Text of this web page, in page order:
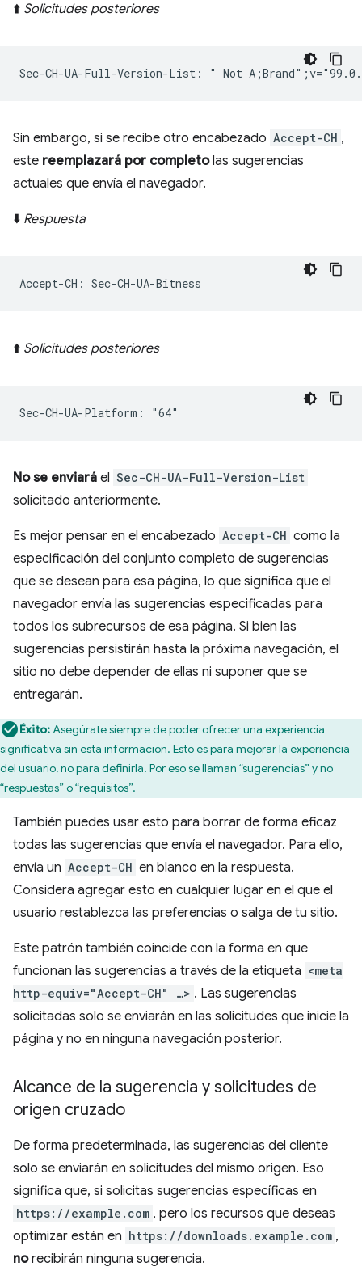
⬆️ Solicitudes posteriores
Sin embargo, si se recibe otro encabezado Accept-CH ,
este reemplazará por completolas sugerencias
actuales que envía el navegador.
⬇️ Respuesta
⬆️ Solicitudes posteriores
No se enviará el Sec-CH-UA-Full-Version-List
solicitado anteriormente.
Es mejor pensar en el encabezado Accept-CH como la
especificación del conjunto completo de sugerencias
que se desean para esa página, lo que significa que el
navegador envía las sugerencias especificadas para
todos los subrecursos de esa página. Si bien las
sugerencias persistirán hasta la próxima navegación, el
sitio no debe depender de ellas ni suponer que se
entregarán.
Éxito:Asegúrate siempre de poder ofrecer una experiencia
significativa sin esta información. Esto es para mejorar la experiencia
del usuario, no para definirla. Por eso se llaman “sugerencias” y no
“respuestas” o “requisitos”.
También puedes usar esto para borrar de forma eficaz
todas las sugerencias que envía el navegador. Para ello,
envía un Accept-CH en blanco en la respuesta.
Considera agregar esto en cualquier lugar en el que el
usuario restablezca las preferencias o salga de tu sitio.
Este patrón también coincide con la forma en que
funcionan las sugerencias a través de la etiqueta <meta
http-equiv="Accept-CH" …> . Las sugerencias
solicitadas solo se enviarán en las solicitudes que inicie la
página y no en ninguna navegación posterior.
Alcance de la sugerencia y solicitudes de
origen cruzado
De forma predeterminada, las sugerencias del cliente
solo se enviarán en solicitudes del mismo origen. Eso
significa que, si solicitas sugerencias específicas en
https://example.com , pero los recursos que deseas
optimizar están en https://downloads.example.com ,
norecibirán ninguna sugerencia.